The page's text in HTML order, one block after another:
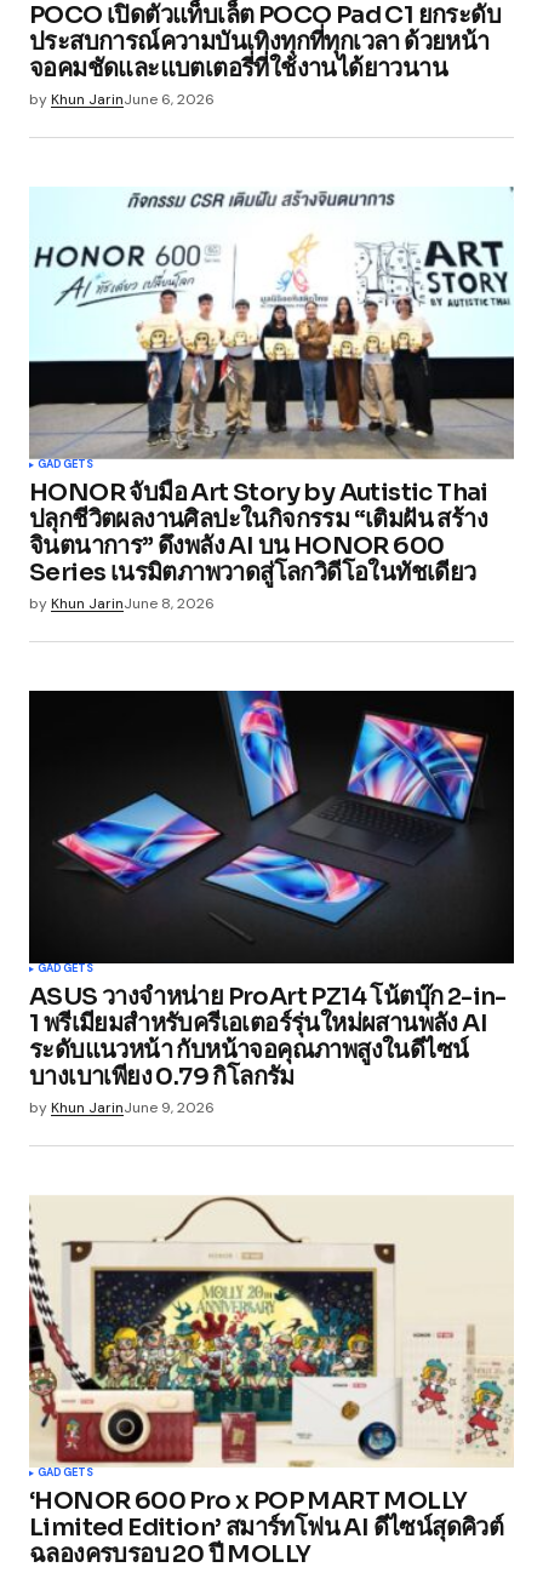
Your E-mail*
Save my name, email, and website in this
browser for the next time I comment.
Submit Comment
POCO เปิดตัวแท็บเล็ต POCO Pad C1 ยกระดับ
ประสบการณ์ความบันเทิงทุกที่ทุกเวลา ด้วยหน้า
จอคมชัดและแบตเตอรี่ที่ใช้งานได้ยาวนาน
byKhun JarinJune 6, 2026
GADGETS
HONOR จับมือ Art Story by Autistic Thai
ปลุกชีวิตผลงานศิลปะในกิจกรรม “เติมฝัน สร้าง
จินตนาการ” ดึงพลัง AI บน HONOR 600
Series เนรมิตภาพวาดสู่โลกวิดีโอในทัชเดียว
byKhun JarinJune 8, 2026
GADGETS
ASUS วางจำหน่าย ProArt PZ14 โน้ตบุ๊ก 2-in-
1 พรีเมียมสำหรับครีเอเตอร์รุ่นใหม่ผสานพลัง AI
ระดับแนวหน้า กับหน้าจอคุณภาพสูงในดีไซน์
บางเบาเพียง 0.79 กิโลกรัม
byKhun JarinJune 9, 2026
GADGETS
‘HONOR 600 Pro x POP MART MOLLY
Limited Edition’ สมาร์ทโฟน AI ดีไซน์สุดคิวต์
ฉลองครบรอบ 20 ปี MOLLY